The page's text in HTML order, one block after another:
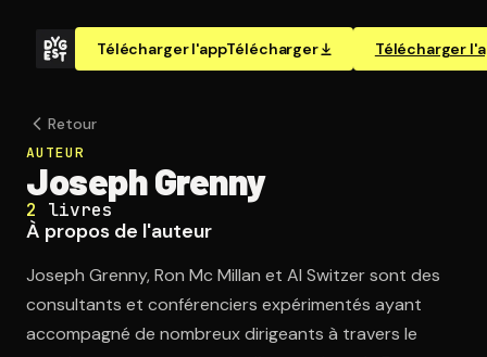
Télécharger l'appTélécharger Télécharger
Retour
AUTEUR
Joseph Grenny
2 livres
À propos de l'auteur
Joseph Grenny, Ron Mc Millan et Al Switzer sont des
consultants et conférenciers expérimentés ayant
accompagné de nombreux dirigeants à travers le